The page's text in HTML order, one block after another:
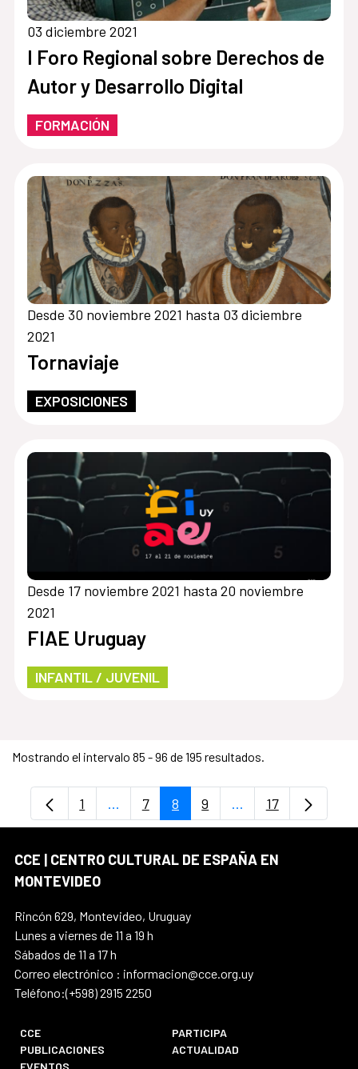
03 diciembre 2021
I Foro Regional sobre Derechos de
Autor y Desarrollo Digital
FORMACIÓN
Desde 30 noviembre 2021 hasta 03 diciembre
2021
Tornaviaje
EXPOSICIONES
Desde 17 noviembre 2021 hasta 20 noviembre
2021
FIAE Uruguay
INFANTIL / JUVENIL
Mostrando el intervalo 85 - 96 de 195 resultados.
Página
1 ...Páginas intermedias Use TAB para
Página
7 Página
8 Página
9 ...PáginasPágina
17
CCE | CENTRO CULTURAL DE ESPAÑA EN
MONTEVIDEO
Rincón 629, Montevideo, Uruguay
Lunes a viernes de 11 a 19 h
Sábados de 11 a 17 h
Correo electrónico : informacion@cce.org.uy
Teléfono:(+598) 2915 2250
CCE
PARTICIPA
PUBLICACIONES
ACTUALIDAD